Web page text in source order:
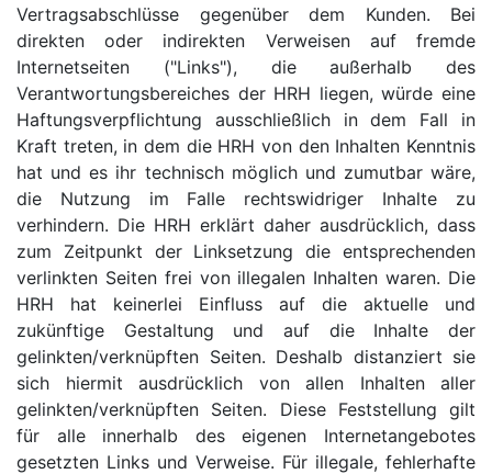
Vertragsabschlüsse gegenüber dem Kunden. Bei
direkten oder indirekten Verweisen auf fremde
Internetseiten ("Links"), die außerhalb des
Verantwortungsbereiches der HRH liegen, würde eine
Haftungsverpflichtung ausschließlich in dem Fall in
Kraft treten, in dem die HRH von den Inhalten Kenntnis
hat und es ihr technisch möglich und zumutbar wäre,
die Nutzung im Falle rechtswidriger Inhalte zu
verhindern. Die HRH erklärt daher ausdrücklich, dass
zum Zeitpunkt der Linksetzung die entsprechenden
verlinkten Seiten frei von illegalen Inhalten waren. Die
HRH hat keinerlei Einfluss auf die aktuelle und
zukünftige Gestaltung und auf die Inhalte der
gelinkten/verknüpften Seiten. Deshalb distanziert sie
sich hiermit ausdrücklich von allen Inhalten aller
gelinkten/verknüpften Seiten. Diese Feststellung gilt
für alle innerhalb des eigenen Internetangebotes
gesetzten Links und Verweise. Für illegale, fehlerhafte